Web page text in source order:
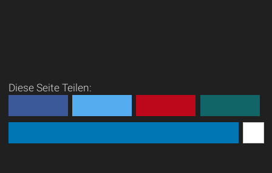
Diese Seite Teilen: